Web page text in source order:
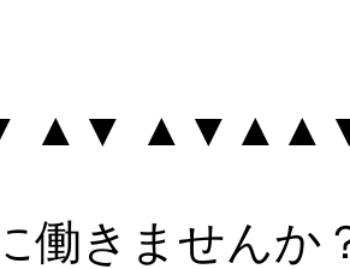
▲▼
働きませんか